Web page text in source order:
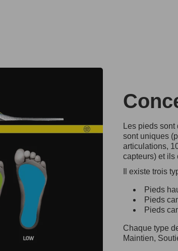
Les pieds
sont uniques
articulations,
capteurs) et ils
Il existe trois
Pieds
Pieds
Pieds
Chaque type
Maintien,